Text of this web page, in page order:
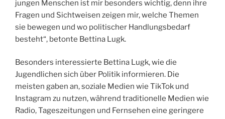
jungen Menschen ist mir besonders wichtig, denn ihre
Fragen und Sichtweisen zeigen mir, welche Themen
sie bewegen und wo politischer Handlungsbedarf
besteht“, betonte Bettina Lugk.
Besonders interessierte Bettina Lugk, wie die
Jugendlichen sich über Politik informieren. Die
meisten gaben an, soziale Medien wie TikTok und
Instagram zu nutzen, während traditionelle Medien wie
Radio, Tageszeitungen und Fernsehen eine geringere